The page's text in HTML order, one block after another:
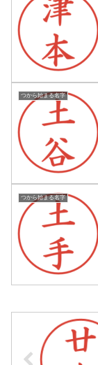
つから始まる名字
つから始まる名字